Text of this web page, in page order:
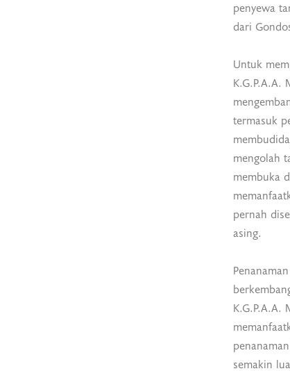
penyewa
dari
Untuk
K.G.P.A.A.
termasuk
mengolah
membuka
pernah
asing.
K.G.P.A.A.
semakin